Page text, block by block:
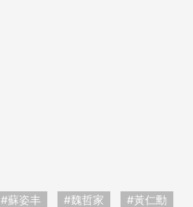
#蘇姿丰 #魏哲家 #黃仁勳